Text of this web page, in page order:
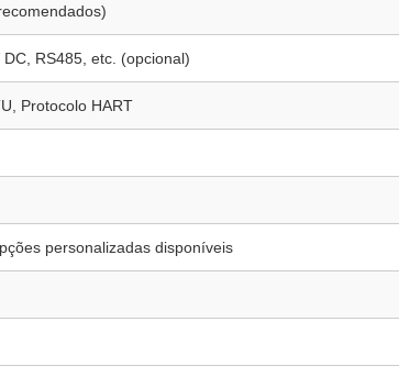
RS485, etc. (opcional)
Protocolo HART
personalizadas disponíveis